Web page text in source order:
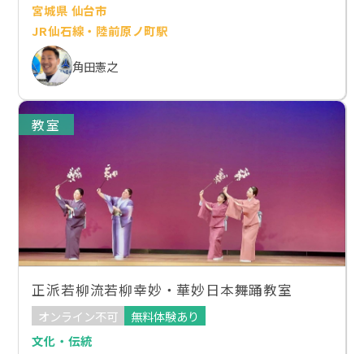
宮城県 仙台市
JR仙石線・陸前原ノ町駅
角田憲之
教室
正派若柳流若柳幸妙・華妙日本舞踊教室
オンライン不可
無料体験あり
文化・伝統